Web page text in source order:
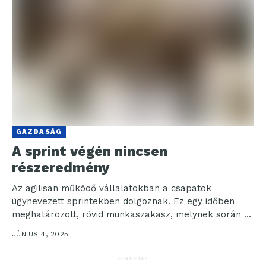
GAZDASÁG
A sprint végén nincsen
részeredmény
Az agilisan működő vállalatokban a csapatok
úgynevezett sprintekben dolgoznak. Ez egy időben
meghatározott, rövid munkaszakasz, melynek során a
csapatok egy előre kijelölt célon...
JÚNIUS 4, 2025
HIRDETÉS